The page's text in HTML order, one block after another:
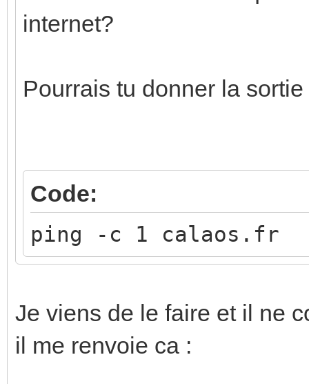
internet?
Pourrais tu donner la
Code:
ping -c 1 calaos.fr
Je viens de le faire et il ne
il me renvoie ca :